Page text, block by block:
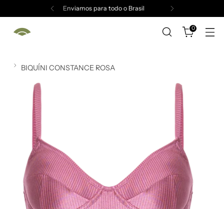
5% de desconto no Pix
0
BIQUÍNI CONSTANCE ROSA